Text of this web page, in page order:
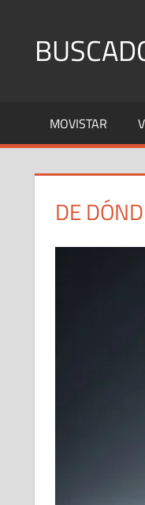
contenido
Fijos
y
MOVISTAR
DE